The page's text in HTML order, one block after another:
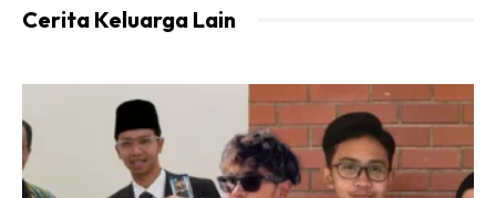
Asyraf Wajdi berkata, jika ibu bapa tidak membaca al-
Quran bagaimana hendak sampai mesej ke lubuk hati
Cerita Keluarga Lain